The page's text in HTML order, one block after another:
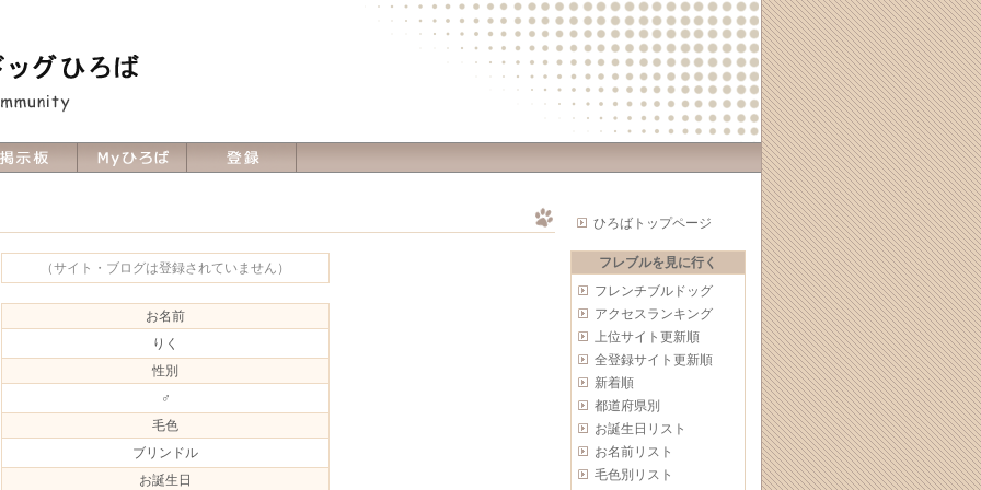
ひろばトップページ
フレブルを見に行く
フレンチブルドッグ
アクセスランキング
上位サイト更新順
全登録サイト更新順
新着順
都道府県別
お誕生日リスト
お名前リスト
毛色別リスト
（サイト・ブログは登録されていません）
お名前
りく
性別
♂
毛色
ブリンドル
お誕生日